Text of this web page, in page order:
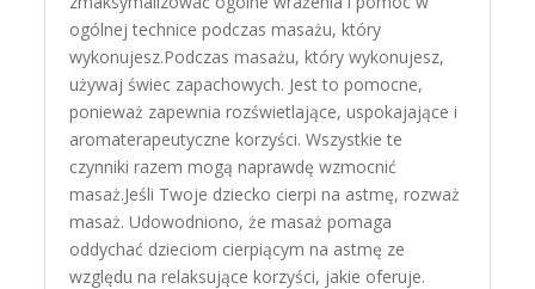
ogólnej technice podczas masażu, który
wykonujesz.Podczas masażu, który wykonujesz,
używaj świec zapachowych. Jest to pomocne,
ponieważ zapewnia rozświetlające, uspokajające i
aromaterapeutyczne korzyści. Wszystkie te
czynniki razem mogą naprawdę wzmocnić
masaż.Jeśli Twoje dziecko cierpi na astmę, rozważ
masaż. Udowodniono, że masaż pomaga
oddychać dzieciom cierpiącym na astmę ze
względu na relaksujące korzyści, jakie oferuje.